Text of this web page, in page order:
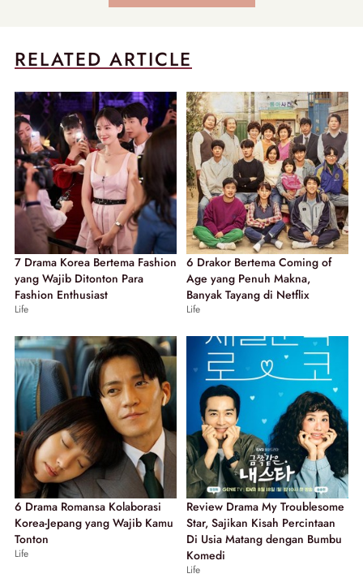
RELATED ARTICLE
7 Drama Korea Bertema Fashion
yang Wajib Ditonton Para
Fashion Enthusiast
Life
6 Drakor Bertema Coming of
Age yang Penuh Makna,
Banyak Tayang di Netflix
Life
6 Drama Romansa Kolaborasi
Korea-Jepang yang Wajib Kamu
Tonton
Life
Review Drama My Troublesome
Star, Sajikan Kisah Percintaan
Di Usia Matang dengan Bumbu
Komedi
Life